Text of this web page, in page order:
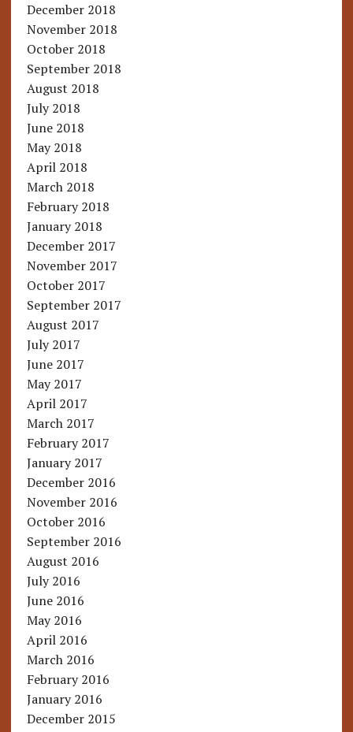
December 2018
November 2018
October 2018
September 2018
August 2018
July 2018
June 2018
May 2018
April 2018
March 2018
February 2018
January 2018
December 2017
November 2017
October 2017
September 2017
August 2017
July 2017
June 2017
May 2017
April 2017
March 2017
February 2017
January 2017
December 2016
November 2016
October 2016
September 2016
August 2016
July 2016
June 2016
May 2016
April 2016
March 2016
February 2016
January 2016
December 2015